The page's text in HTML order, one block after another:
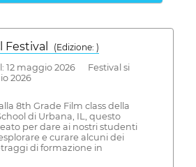
Festival
( Edizione: )
12 maggio 2026 Festival si
2026
8th Grade Film class della
di Urbana, IL, questo
per dare ai nostri studenti
e curare alcuni dei
di formazione in